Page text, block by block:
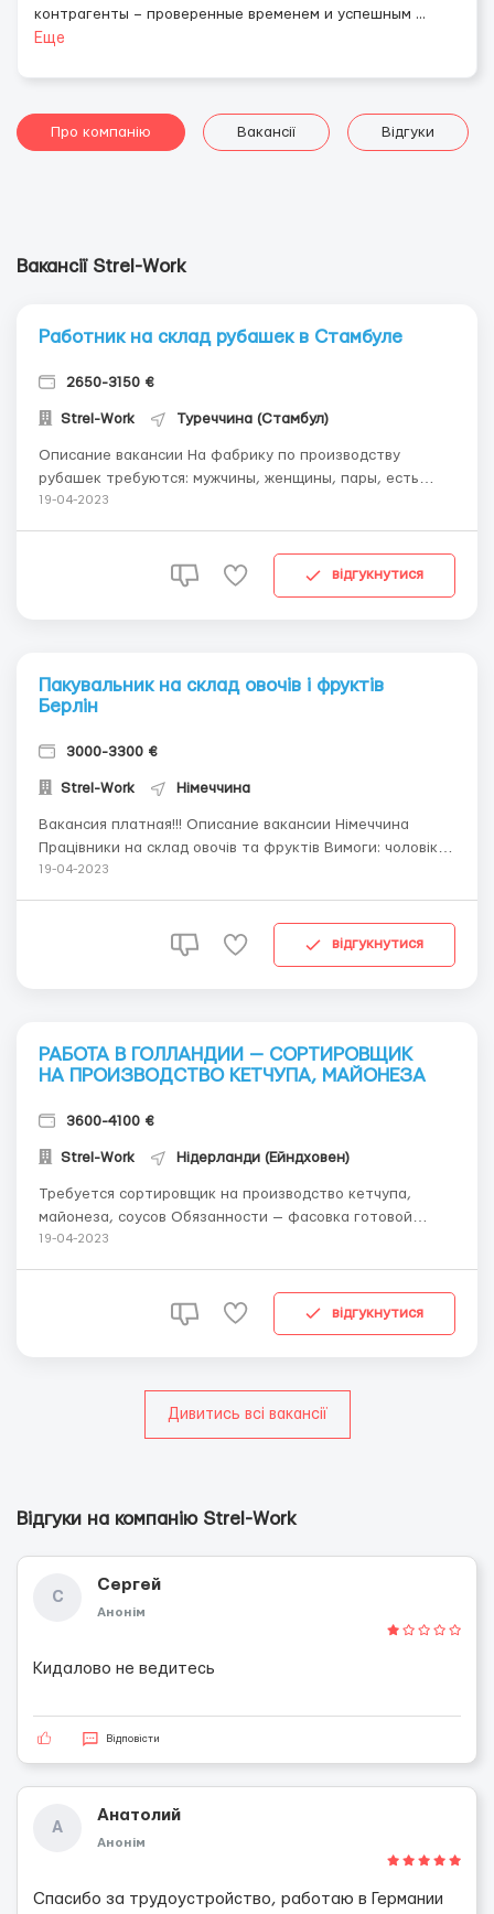
контрагенты – проверенные временем и успешным ...
Еще
Про компанію Вакансії Відгуки
Вакансії Strel-Work
Работник на склад рубашек в Стамбуле
2650-3150 €
Strel-Work Туреччина (Стамбул)
Описание вакансии На фабрику по производству
рубашек требуются: мужчины, женщины, пары, есть
возможность трудоустройства студентов. Знание языка
Возраст кандидатов:18-40 лет График работы: от 8 ч...
19-04-2023
відгукнутися
Пакувальник на склад овочів і фруктів
Берлін
3000-3300 €
Strel-Work Німеччина
Вакансия платная!!! Описание вакансии Німеччина
Працівники на склад овочів та фруктів Вимоги: чоловіки/
жінки/сімейні пари ; 18-50 років; без володіння іноземних
19-04-2023
відгукнутися
РАБОТА В ГОЛЛАНДИИ — СОРТИРОВЩИК
НА ПРОИЗВОДСТВО КЕТЧУПА, МАЙОНЕЗА
3600-4100 €
Strel-Work Нідерланди (Ейндховен)
Требуется сортировщик на производство кетчупа,
майонеза, соусов Обязанности — фасовка готовой
продукции по коробка в зависимости от продукции; —
е\час нетто +преми...
19-04-2023
відгукнутися
Дивитись всі вакансії
Відгуки на компанію Strel-Work
С
Сергей
Анонім
Кидалово не ведитесь
Відповісти
А
Анатолий
Анонім
Спасибо за трудоустройство, работаю в Германии